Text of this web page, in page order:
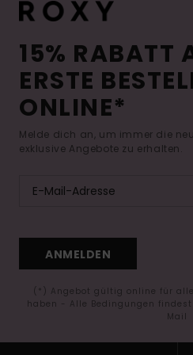
15% RABATT
ERSTE
ONLINE*
Melde dich an, um immer die
exklusive Angebote zu erhalten.
ANMELDEN
(*) Angebot gültig online für
haben - Alle Bedingungen
Mail